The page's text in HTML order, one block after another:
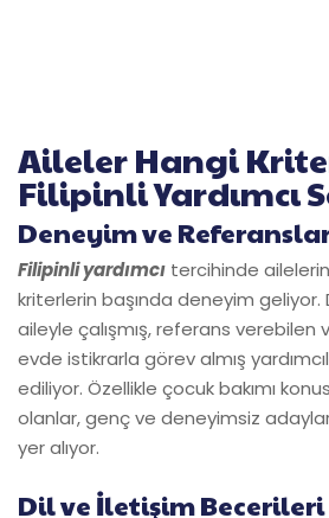
Aileler Hangi
Filipinli Yardımcı
Deneyim ve
Filipinli yardımcı tercihinde
kriterlerin başında deneyim
aileyle çalışmış, referans verebilen
evde istikrarla görev almış
ediliyor. Özellikle çocuk bakımı
olanlar, genç ve deneyimsiz
yer alıyor.
Dil ve İletişim Becerileri